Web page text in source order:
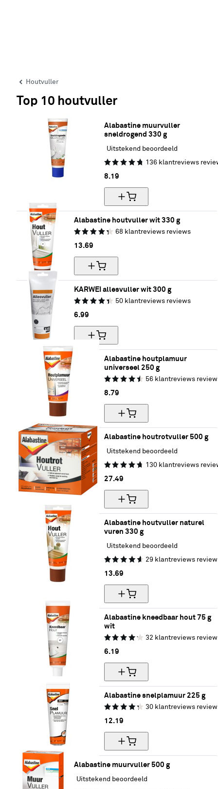
Houtvuller
Top 10 houtvuller
Alabastine muurvuller
sneldrogend 330 g
Uitstekend beoordeeld
136 klantreviews
8.19
Alabastine houtvuller wit 330 g
68 klantreviews reviews
13.69
KARWEI allesvuller wit 300 g
50 klantreviews reviews
6.99
Alabastine houtplamuur
universeel 250 g
56 klantreviews
8.79
Alabastine houtrotvuller 500 g
Uitstekend beoordeeld
130 klantreviews
27.49
Alabastine houtvuller naturel
vuren 330 g
Uitstekend beoordeeld
29 klantreviews
13.69
Alabastine kneedbaar hout 75 g
wit
32 klantreviews
6.19
Alabastine snelplamuur 225 g
30 klantreviews
12.19
Alabastine muurvuller 500 g
Uitstekend beoordeeld